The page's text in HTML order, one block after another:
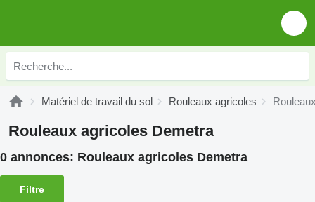
Matériel de travail du sol Rouleaux agricoles
Rouleaux agricoles Demetra
0 annonces: Rouleaux agricoles Demetra
Filtre